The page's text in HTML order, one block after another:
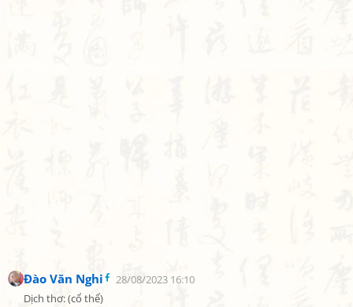
Đào Văn Nghi
28/08/2023 16:10
Dịch thơ: (cổ thể)